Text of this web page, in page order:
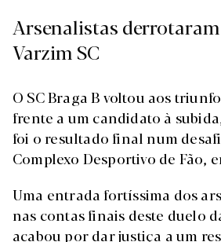
Arsenalistas
Varzim SC
O SC Braga B voltou aos
frente a um candidato à
foi o resultado final num
Complexo Desportivo de Fão,
Uma entrada fortíssima dos
nas contas finais deste duelo
acabou por dar justiça a um